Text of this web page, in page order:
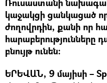
Ռուսաստանի
կաջակցի ցանկացած
ժողովրդին, քանի որ
բնույթ ունեն։
ԵՐԵՎԱՆ, 9 մայիսի –